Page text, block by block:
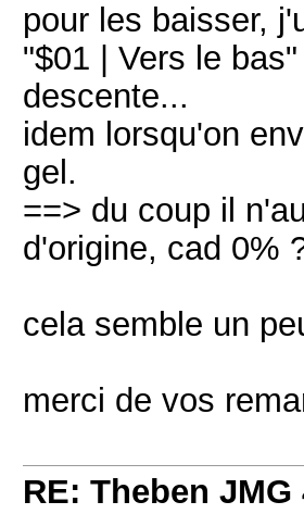
pour les baisser,
"$01 | Vers le
descente...
idem lorsqu'on
gel.
==> du coup il
d'origine, cad 0%
cela semble un
merci de vos
RE: Theben